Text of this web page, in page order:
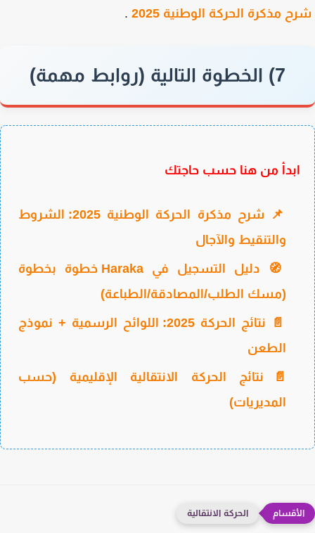
مذكرة الحركة الوطنية 2025
.
ابدأ من هنا حسب حاجتك
📌 شرح مذكرة الحركة الوطنية 2025: الشروط
والتنقيط والآجال
🧭 دليل التسجيل في Haraka خطوة بخطوة
(مسك الطلب/المصادقة/الطباعة)
📄 نتائج الحركة 2025: اللوائح الرسمية + نموذج
الطعن
📄نتائج الحركة الانتقالية الإقليمية (حسب
المديريات)
الحركة الانتقالية